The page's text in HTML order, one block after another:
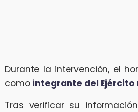
Durante la intervención, el
como integrante del Ejército
Tras verificar su